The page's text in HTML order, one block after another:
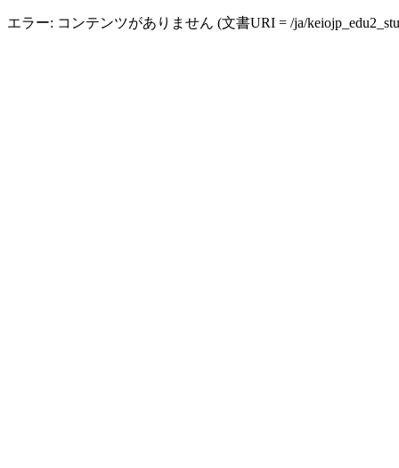
エラー: コンテンツがありません (文書URI = /ja/